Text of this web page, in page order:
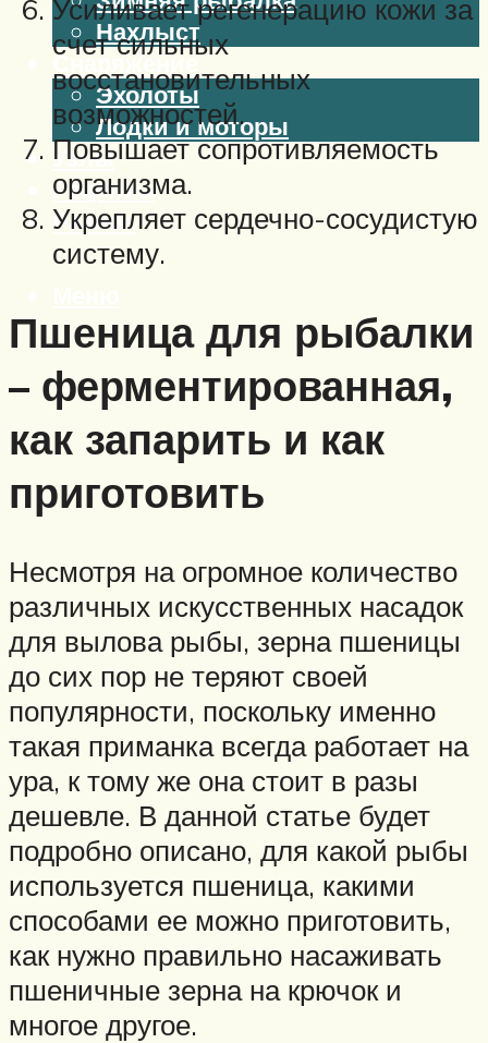
Нахлыст
Снаряжение
Эхолоты
Лодки и моторы
Узлы
Рецепты
Разное
Усиливает регенерацию кожи за
счет сильных
восстановительных
возможностей.
Повышает сопротивляемость
организма.
Укрепляет сердечно-сосудистую
систему.
Пшеница для рыбалки
– ферментированная,
как запарить и как
приготовить
Несмотря на огромное количество
различных искусственных насадок
для вылова рыбы, зерна пшеницы
до сих пор не теряют своей
популярности, поскольку именно
такая приманка всегда работает на
ура, к тому же она стоит в разы
дешевле. В данной статье будет
подробно описано, для какой рыбы
используется пшеница, какими
способами ее можно приготовить,
как нужно правильно насаживать
пшеничные зерна на крючок и
многое другое.